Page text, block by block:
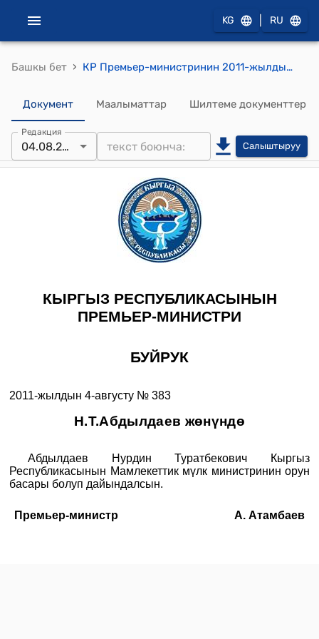
KG RU
Башкы бет › КР Премьер-министринин 2011-жылдын 4-августундагы № 383 "Н.Т.Абдылдаев жөнүндө" буйругу
Документ Маалыматтар Шилтеме документтер
Редакция
04.08.2011 Салыштыруу